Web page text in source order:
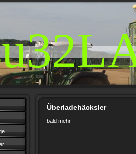
Überladehäcksler
bald mehr